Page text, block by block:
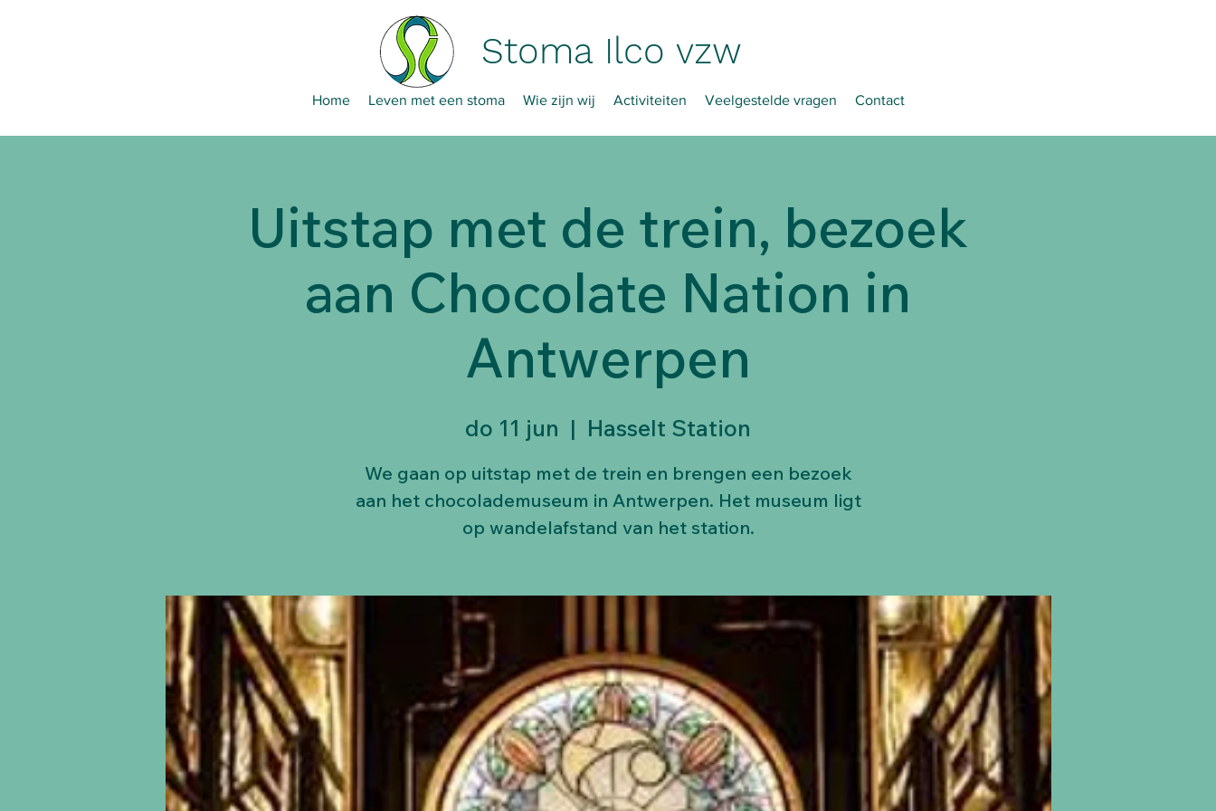
Stoma Ilco vzw
Home Leven met een stoma Wie zijn wij Activiteiten Veelgestelde vragen Contact
Uitstap met de trein, bezoek
aan Chocolate Nation in
Antwerpen
do 11 jun
  |
Hasselt Station
We gaan op uitstap met de trein en brengen een bezoek
aan het chocolademuseum in Antwerpen. Het museum ligt
op wandelafstand van het station.